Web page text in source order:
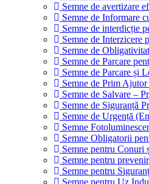
Semne de avertizare
Semne de Informare
Semne de interdicție
Semne de Interzicere
Semne de
Semne de Parcare
Semne de Parcare și
Semne de Prim
Semne de Salvare –
Semne de Siguranță
Semne de Urgență
Semne
Semne Obligatorii
Semne pentru
Semne pentru
Semne pentru
Semne pentru Uz